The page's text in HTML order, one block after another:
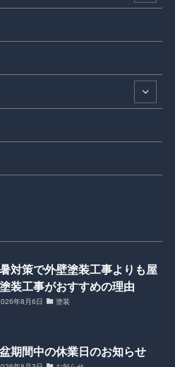
対策で外壁塗装工事よりも屋
装工事がおすすめの理由
年8月6日 塗装
期間中の休業日のお知らせ